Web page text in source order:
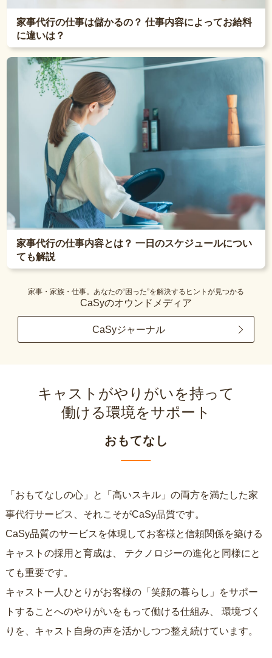
家事代行の仕事は儲かるの？ 仕事内容によってお給料
に違いは？
家事代行の仕事内容とは？ 一日のスケジュールについ
ても解説
家事・家族・仕事。あなたの“困った”を解決するヒントが見つかる
CaSyのオウンドメディア
CaSyジャーナル
キャストがやりがいを持って
働ける環境をサポート
おもてなし
「おもてなしの心」と「高いスキル」の両方を満たした家
事代行サービス、それこそがCaSy品質です。
CaSy品質のサービスを体現してお客様と信頼関係を築ける
キャストの採用と育成は、
ても重要です。
キャスト一人ひとりがお客様の「笑顔の暮らし」をサポー
トすることへのやりがいをもって働ける仕組み、
りを、キャスト自身の声を活かしつつ整え続けています。